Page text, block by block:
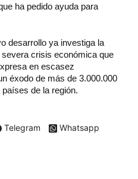
ha pedido ayuda para
desarrollo ya investiga la
crisis económica que
en escasez
éxodo de más de 3.000.000
de la región.
Telegram Whatsapp